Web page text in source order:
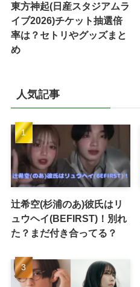
東方神起(日産スタジアムラ
イブ2026)チケット抽選倍
率は？セトリやグッズまと
め
人気記事
辻希空(杉浦のあ)彼氏はリ
ュウヘイ(BEFIRST)！別れ
た？まだ付き合ってる？